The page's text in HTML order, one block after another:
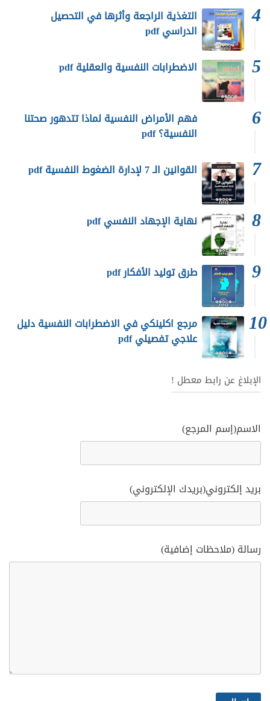
التغذية الراجعة وأثرها في التحصيل
الدراسي pdf
الاضطرابات النفسية والعقلية pdf
فهم الأمراض النفسية لماذا تتدهور صحتنا
النفسية؟ pdf
القوانين الـ 7 لإدارة الضغوط النفسية pdf
نهاية الإجهاد النفسي pdf
طرق توليد الأفكار pdf
مرجع اكلينكي في الاضطرابات النفسية دليل
علاجي تفصيلي pdf
الإبلاغ عن رابط معطل !
الاسم(إسم المرجع)
بريد إلكتروني(بريدك الإلكتروني)
رسالة (ملاحظات إضافية)